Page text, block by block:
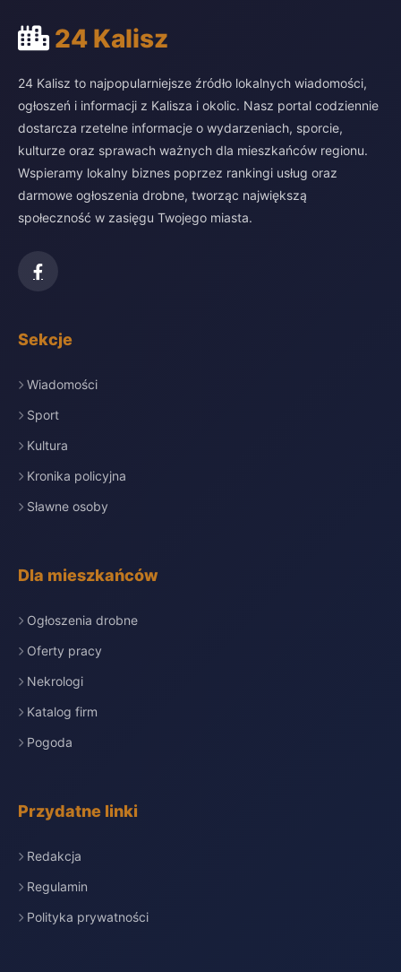
24 Kalisz
24 Kalisz to najpopularniejsze źródło lokalnych wiadomości,
ogłoszeń i informacji z Kalisza i okolic. Nasz portal codziennie
dostarcza rzetelne informacje o wydarzeniach, sporcie,
kulturze oraz sprawach ważnych dla mieszkańców regionu.
Wspieramy lokalny biznes poprzez rankingi usług oraz
darmowe ogłoszenia drobne, tworząc największą
społeczność w zasięgu Twojego miasta.
Sekcje
Wiadomości
Sport
Kultura
Kronika policyjna
Sławne osoby
Dla mieszkańców
Ogłoszenia drobne
Oferty pracy
Nekrologi
Katalog firm
Pogoda
Przydatne linki
Redakcja
Regulamin
Polityka prywatności